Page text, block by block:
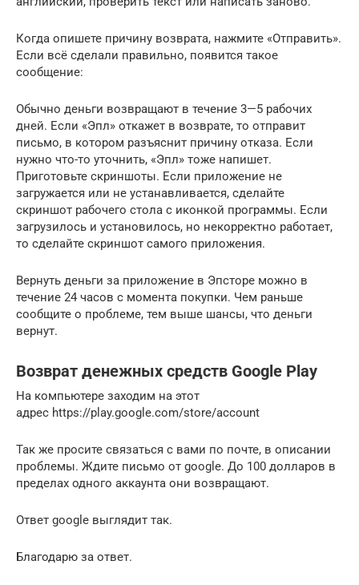
Когда опишете причину возврата, нажмите «Отправить».
Если всё сделали правильно, появится такое
сообщение:
Обычно деньги возвращают в течение 3—5 рабочих
дней. Если «Эпл» откажет в возврате, то отправит
письмо, в котором разъяснит причину отказа. Если
нужно что-то уточнить, «Эпл» тоже напишет.
Приготовьте скриншоты. Если приложение не
загружается или не устанавливается, сделайте
скриншот рабочего стола с иконкой программы. Если
загрузилось и установилось, но некорректно работает,
то сделайте скриншот самого приложения.
Вернуть деньги за приложение в Эпсторе можно в
течение 24 часов с момента покупки. Чем раньше
сообщите о проблеме, тем выше шансы, что деньги
вернут.
Возврат денежных средств Google Play
На компьютере заходим на этот
адрес https://play.google.com/store/account
Так же просите связаться с вами по почте, в описании
проблемы. Ждите письмо от google. До 100 долларов в
пределах одного аккаунта они возвращают.
Ответ google выглядит так.
Благодарю за ответ.